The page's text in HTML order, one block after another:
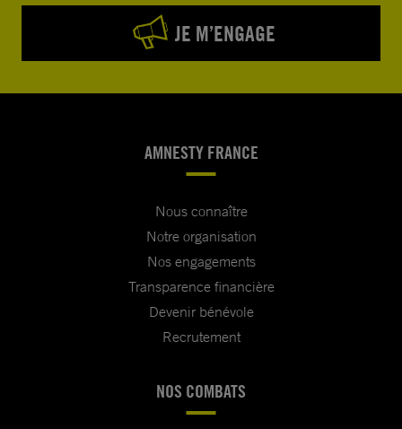
JE M’ENGAGE
AMNESTY FRANCE
Nous connaître
Notre organisation
Nos engagements
Transparence financière
Devenir bénévole
Recrutement
NOS COMBATS